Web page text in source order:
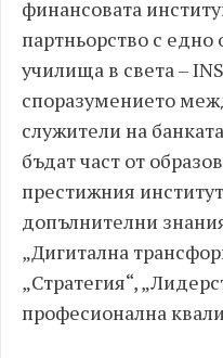
финансовата
партньорство с
училища в света –
споразумението
служители на
бъдат част от
престижния
допълнителни
„Дигитална
„Стратегия“,
професионална